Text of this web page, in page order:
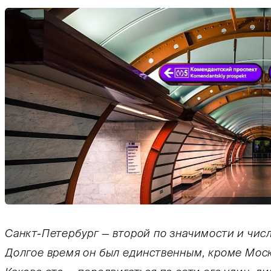
Тифлокомментарий: цветная фотография.
Санкт-Петербург — второй по значимости и
Долгое время он был единственным, кроме